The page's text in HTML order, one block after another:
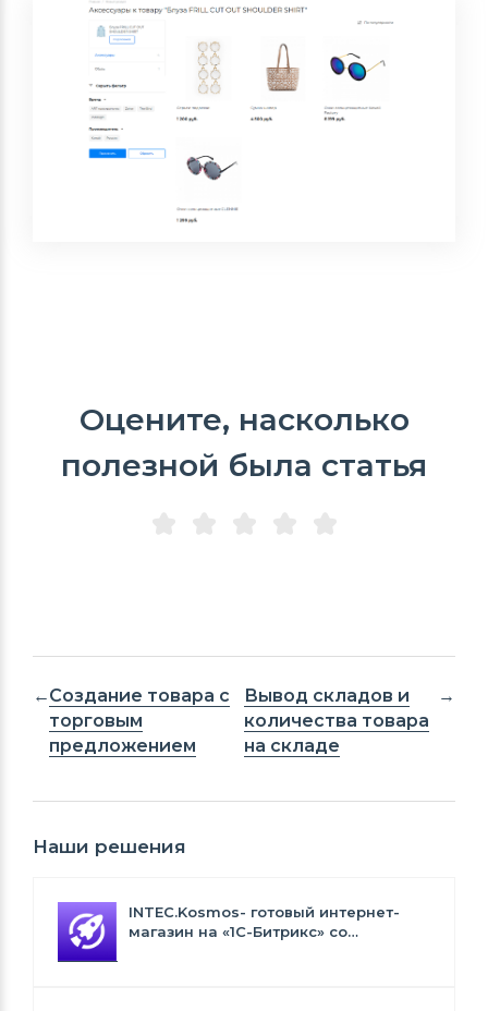
Оцените, насколько
полезной была статья
Создание товара с
торговым
предложением
Вывод складов и
количества товара
на складе
Наши решения
INTEC.Kosmos- готовый интернет-
магазин на «1С-Битрикс» со